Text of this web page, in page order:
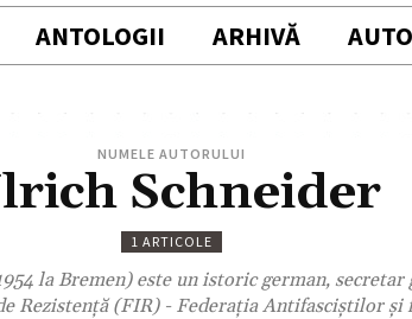
ANTOLOGII ARHIVĂ
NUMELE AUTORULUI
Schneider
1 ARTICOLE
la Bremen) este un istoric german,
Rezistență (FIR) - Federația Antifasciștilor și